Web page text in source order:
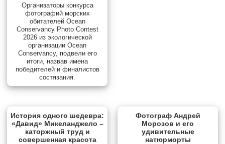
Организаторы конкурса
фотографий морских
обитателей Ocean
Conservancy Photo Contest
2026 из экологической
организации Ocean
Conservancy, подвели его
итоги, назвав имена
победителей и финалистов
состязания.
История одного шедевра:
«Давид» Микеланджело –
каторжный труд и
совершенная красота
Фотограф Андрей
Морозов и его
удивительные
натюрморты